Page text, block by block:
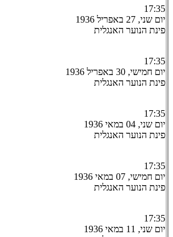
17:35
יום שני, 27 באפריל 1936
פינת הנוער האנגלית
17:35
יום חמישי, 30 באפריל 1936
פינת הנוער האנגלית
17:35
יום שני, 04 במאי 1936
פינת הנוער האנגלית
17:35
יום חמישי, 07 במאי 1936
פינת הנוער האנגלית
17:35
יום שני, 11 במאי 1936